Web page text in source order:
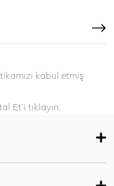
kabul etmiş
Et’i tıklayın.